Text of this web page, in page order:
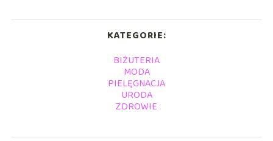
KATEGORIE:
BIŻUTERIA
MODA
PIELĘGNACJA
URODA
ZDROWIE